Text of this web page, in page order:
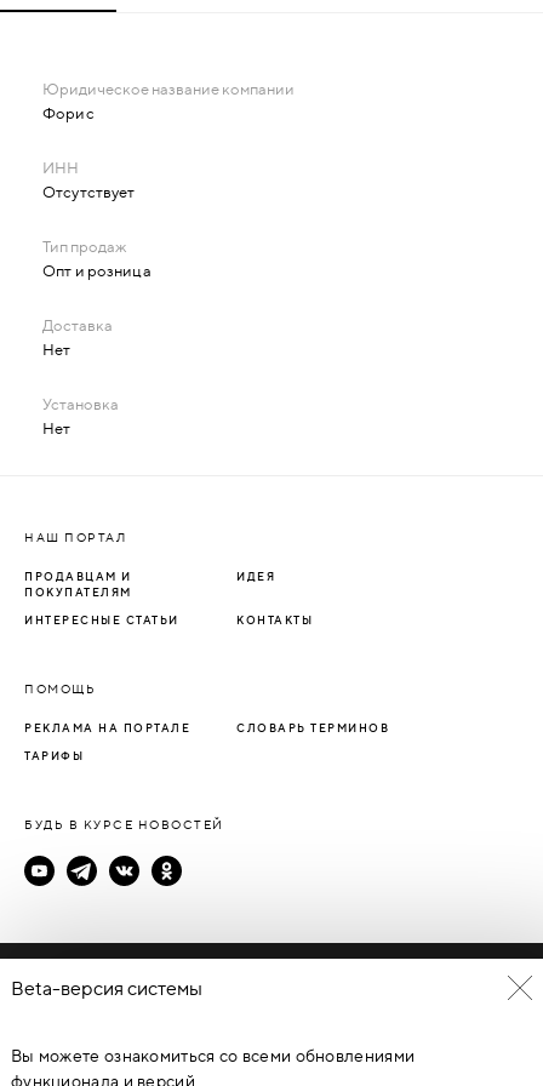
Форис
Отсутствует
Опт и розница
Нет
Нет
НАШ ПОРТАЛ
ПРОДАВЦАМ И
ПОКУПАТЕЛЯМ
ИДЕЯ
ИНТЕРЕСНЫЕ СТАТЬИ КОНТАКТЫ
ПОМОЩЬ
РЕКЛАМА НА ПОРТАЛЕ СЛОВАРЬ ТЕРМИНОВ
ТАРИФЫ
БУДЬ В КУРСЕ НОВОСТЕЙ
Политика конфиденциальности
© Каталог дверей - DverProf, 2021-2026Материалы сайта
являются объектами авторского права. Запрещается
Beta-версия системы
Вы можете ознакомиться со всеми обновлениями
функционала и версий.